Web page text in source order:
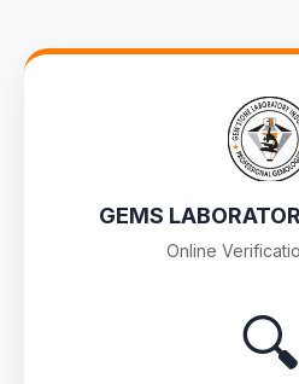
GEMS
Online
🔍